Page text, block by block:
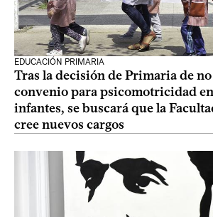
EDUCACIÓN PRIMARIA
Tras la decisión de Primaria de
convenio para psicomotricidad
infantes, se buscará que la
cree nuevos cargos